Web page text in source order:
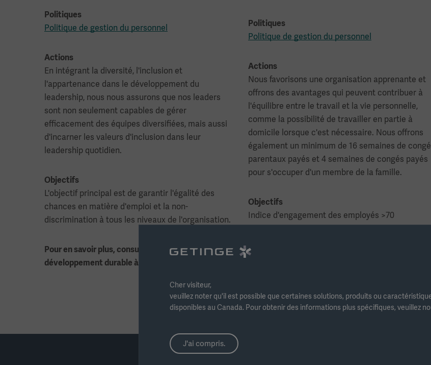
Politiques
Politique de gestion du personnel
Actions
En intégrant la diversité, l'inclusion et
l'appartenance dans le développement du
leadership, nous nous assurons que nos leaders
sont non seulement capables de gérer
efficacement des équipes diversifiées, mais aussi
d'incarner les valeurs d'inclusion dans leur
leadership quotidien.
Objectifs
L'objectif principal est de garantir l'égalité des
chances en matière d'emploi et la non-
discrimination à tous les niveaux de l'organisation.
Pour en savoir plus, consultez le rapport sur le
développement durable à la page 112.
Politiques
Politique de gestion du personnel
Actions
Nous favorisons une organisation apprenante et
offrons des avantages qui peuvent contribuer à
l'équilibre entre le travail et la vie personnelle,
comme la possibilité de travailler en partie à
domicile lorsque c'est nécessaire. Nous offrons
également un minimum de 16 semaines de
parentaux payés et 4 semaines de congés payés
pour s'occuper d'un membre de la famille.
Objectifs
Indice d'engagement des employés >70
développement durable à la page 107.
Cher visiteur,
veuillez noter qu'il est possible que certaines solutions, produits ou
disponibles au Canada. Pour obtenir des informations plus spécifiques, veuillez
J'ai compris.